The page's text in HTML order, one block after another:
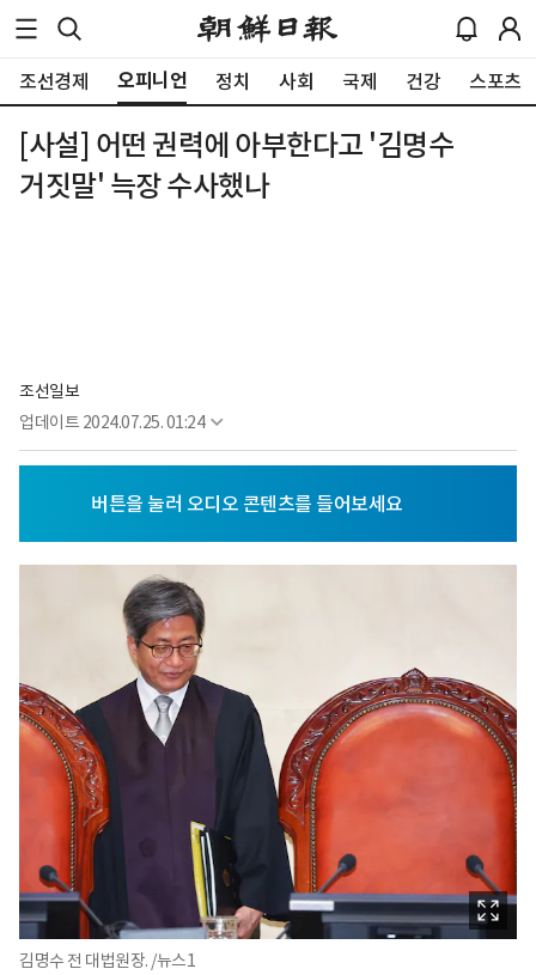
조선경제 오피니언 정치 사회 국제 건강 스포츠
[사설] 어떤 권력에 아부한다고 '김명수
거짓말' 늑장 수사했나
조선일보
업데이트 2024.07.25. 01:24
김명수 전 대법원장. /뉴스1